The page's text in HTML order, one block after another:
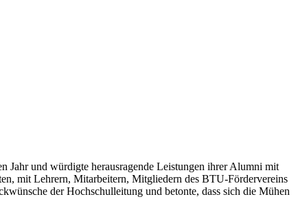
Jahr und würdigte herausragende Leistungen ihrer Alumni mit
mit Lehrern, Mitarbeitern, Mitgliedern des BTU-Fördervereins
der Hochschulleitung und betonte, dass sich die Mühen